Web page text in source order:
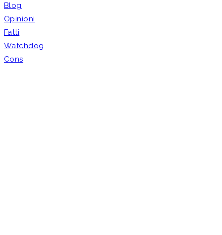
Blog
Opinioni
Fatti
Watchdog
Cons